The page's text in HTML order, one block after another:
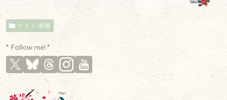
ナイト-剣盾
* Follow me! *